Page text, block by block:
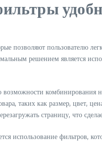
позволяют пользователю
решением является
возможности
таких как размер, цвет,
страницу, что
использование фильтров,